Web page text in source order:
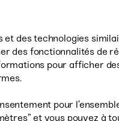
des technologies
des fonctionnalités de
pour afficher
pour
et vous pouvez à